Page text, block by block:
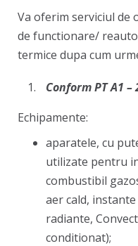
Va oferim serviciul de
de functionare/
termice dupa cum
Conform PT A1 –
Echipamente:
aparatele, cu
utilizate pentru
combustibil
aer cald,
radiante,
conditionat);